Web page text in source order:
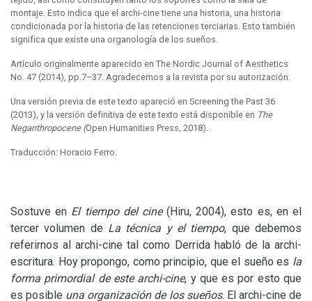
montaje. Esto indica que el archi-cine tiene una historia, una historia
condicionada por la historia de las retenciones terciarias. Esto también
significa que existe una organología de los sueños.
Artículo originalmente aparecido en The Nordic Journal of Aesthetics
No. 47 (2014), pp.7–37. Agradecemos a la revista por su autorización.
Una versión previa de este texto apareció en Screening the Past 36
(2013), y la versión definitiva de este texto está disponible en The
Neganthropocene (Open Humanities Press, 2018).
Traducción: Horacio Ferro.
Sostuve en El tiempo del cine(Hiru, 2004), esto es, en el
tercer volumen de La técnica y el tiempo, que debemos
referirnos al archi-cine tal como Derrida habló de la archi-
escritura. Hoy propongo, como principio, que el sueño es la
forma primordial de este archi-cine, y que es por esto que
es posible una organización de los sueños. El archi-cine de